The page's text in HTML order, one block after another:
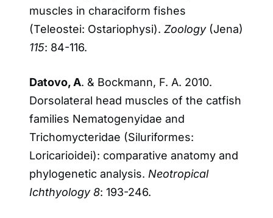
muscles in characiform fishes
(Teleostei: Ostariophysi). Zoology(Jena)
115: 84-116.
Datovo, A. & Bockmann, F. A. 2010.
Dorsolateral head muscles of the catfish
families Nematogenyidae and
Trichomycteridae (Siluriformes:
Loricarioidei): comparative anatomy and
phylogenetic analysis. Neotropical
Ichthyology 8: 193-246.